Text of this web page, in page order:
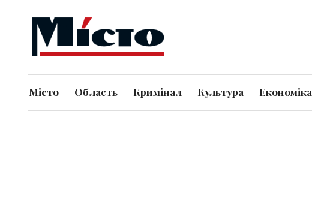
Місто Область Кримінал Культура Економіка